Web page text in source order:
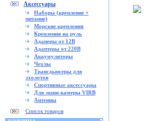
Аксессуары
Наборы (крепление +
питание)
Морские крепления
Крепления на руль
Адаперы от 12В
Адаптеры от 220В
Аккумуляторы
Чехлы
Трансдьюсеры для
эхолотов
Спортивные аксессуары
Для экшн-камеры VIRB
Антенны
Список товаров